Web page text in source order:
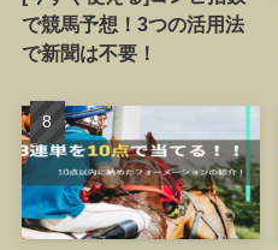
で競馬予想！3つの活用法
で新聞は不要！